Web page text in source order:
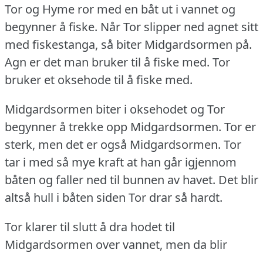
Tor og Hyme ror med en båt ut i vannet og
begynner å fiske. Når Tor slipper ned agnet sitt
med fiskestanga, så biter Midgardsormen på.
Agn er det man bruker til å fiske med. Tor
bruker et oksehode til å fiske med.
Midgardsormen biter i oksehodet og Tor
begynner å trekke opp Midgardsormen. Tor er
sterk, men det er også Midgardsormen. Tor
tar i med så mye kraft at han går igjennom
båten og faller ned til bunnen av havet. Det blir
altså hull i båten siden Tor drar så hardt.
Tor klarer til slutt å dra hodet til
Midgardsormen over vannet, men da blir